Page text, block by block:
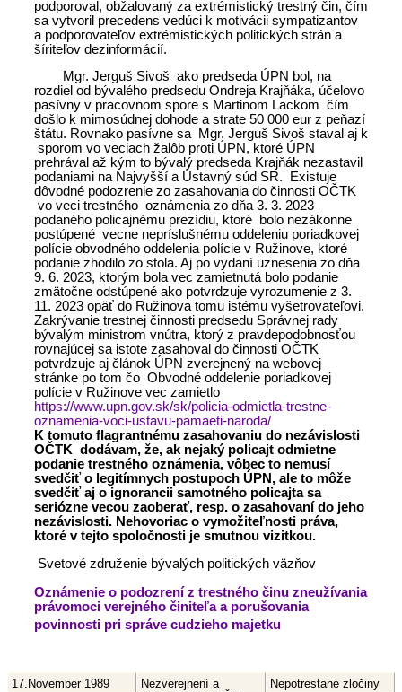
podporoval, obžalovaný za extrémistický trestný čin, čím
sa vytvoril precedens vedúci k motivácii sympatizantov
a podporovateľov extrémistických politických strán a
šíriteľov dezinformácií.
Mgr. Jerguš Sivoš ako predseda ÚPN bol, na
rozdiel od bývalého predsedu Ondreja Krajňáka, účelovo
pasívny v pracovnom spore s Martinom Lackom čím
došlo k mimosúdnej dohode a strate 50 000 eur z peňazí
štátu. Rovnako pasívne sa Mgr. Jerguš Sivoš staval aj k
sporom vo veciach žalôb proti ÚPN, ktoré ÚPN
prehrával až kým to bývalý predseda Krajňák nezastavil
podaniami na Najvyšší a Ústavný súd SR. Existuje
dôvodné podozrenie zo zasahovania do činnosti OČTK
vo veci trestného oznámenia zo dňa 3. 3. 2023
podaného policajnému prezídiu, ktoré bolo nezákonne
postúpené vecne nepríslušnému oddeleniu poriadkovej
polície obvodného oddelenia polície v Ružinove, ktoré
podanie zhodilo zo stola. Aj po vydaní uznesenia zo dňa
9. 6. 2023, ktorým bola vec zamietnutá bolo podanie
zmätočne odstúpené ako potvrdzuje vyrozumenie z 3.
11. 2023 opäť do Ružinova tomu istému vyšetrovateľovi.
Zakrývanie trestnej činnosti predsedu Správnej rady
bývalým ministrom vnútra, ktorý z pravdepodobnosťou
rovnajúcej sa istote zasahoval do činnosti OČTK
potvrdzuje aj článok ÚPN zverejnený na webovej
stránke po tom čo Obvodné oddelenie poriadkovej
polície v Ružinove vec zamietlo
https://www.upn.gov.sk/sk/policia-odmietla-trestne-
oznamenia-voci-ustavu-pamaeti-naroda/
K tomuto flagrantnému zasahovaniu do nezávislosti
OČTK dodávam, že, ak nejaký policajt odmietne
podanie trestného oznámenia, vôbec to nemusí
svedčiť o legitímnych postupoch ÚPN, ale to môže
svedčiť aj o ignorancii samotného policajta sa
seriózne vecou zaoberať, resp. o zasahovaní do jeho
nezávislosti. Nehovoriac o vymožiteľnosti práva,
ktoré v tejto spoločnosti je smutnou vizitkou.
Svetové združenie bývalých politických väzňov
Oznámenie o podozrení z trestného činu zneužívania
právomoci verejného činiteľa a porušovania
povinnosti pri správe cudzieho majetku
17.November 1989
Nezverejnení a
Nepotrestané zločiny